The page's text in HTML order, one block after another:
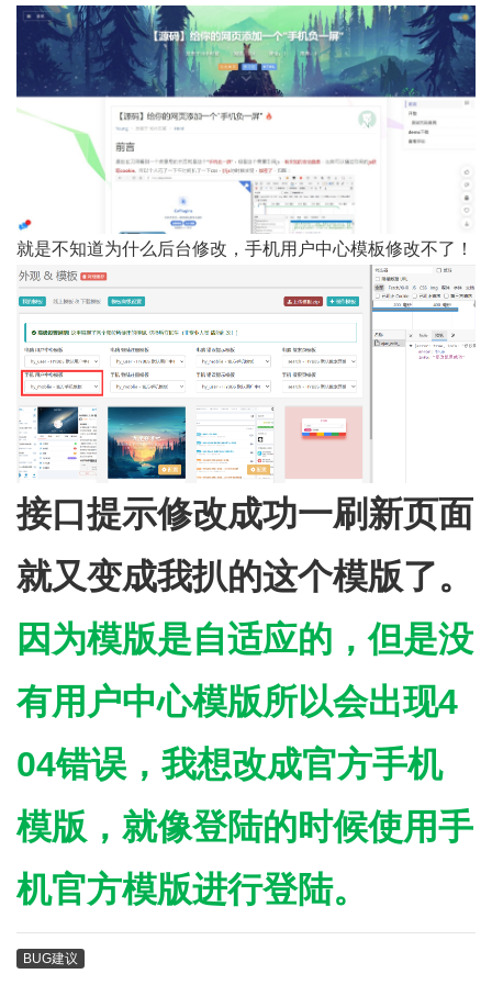
就是不知道为什么后台修改，手机用户中心模板修改不了！
接口提示修改成功一刷新页面
就又变成我扒的这个模版了。
因为模版是自适应的，但是没
有用户中心模版所以会出现4
04错误，我想改成官方手机
模版，就像登陆的时候使用手
机官方模版进行登陆。
BUG建议